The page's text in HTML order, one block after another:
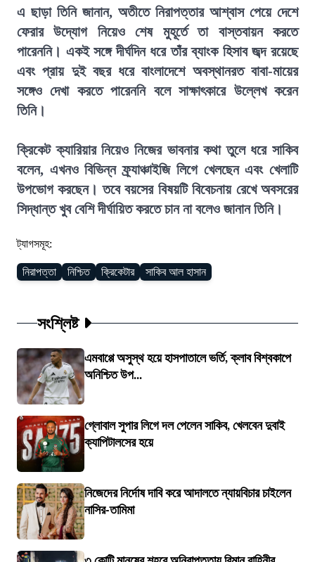
এ ছাড়া তিনি জানান, অতীতে নিরাপত্তার আশ্বাস পেয়ে দেশে
ফেরার উদ্যোগ নিয়েও শেষ মুহূর্তে তা বাস্তবায়ন করতে
পারেননি। একই সঙ্গে দীর্ঘদিন ধরে তাঁর ব্যাংক হিসাব জব্দ রয়েছে
এবং প্রায় দুই বছর ধরে বাংলাদেশে অবস্থানরত বাবা-মায়ের
সঙ্গেও দেখা করতে পারেননি বলে সাক্ষাৎকারে উল্লেখ করেন
তিনি।
ক্রিকেট ক্যারিয়ার নিয়েও নিজের ভাবনার কথা তুলে ধরে সাকিব
বলেন, এখনও বিভিন্ন ফ্র্যাঞ্চাইজি লিগে খেলছেন এবং খেলাটি
উপভোগ করছেন। তবে বয়সের বিষয়টি বিবেচনায় রেখে অবসরের
সিদ্ধান্ত খুব বেশি দীর্ঘায়িত করতে চান না বলেও জানান তিনি।
ট্যাগসমূহ:
নিরাপত্তা নিশ্চিত ক্রিকেটার সাকিব আল হাসান
সংশ্লিষ্ট
এমবাপ্পে অসুস্থ হয়ে হাসপাতালে ভর্তি, ক্লাব বিশ্বকাপে
অনিশ্চিত উপ...
গ্লোবাল সুপার লিগে দল পেলেন সাকিব, খেলবেন দুবাই
ক্যাপিটালসের হয়ে
নিজেদের নির্দোষ দাবি করে আদালতে ন্যায়বিচার চাইলেন
নাসির-তামিমা